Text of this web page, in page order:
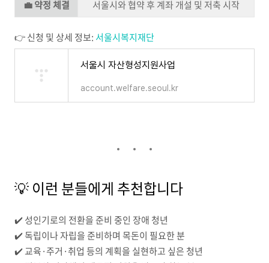
💼 약정 체결 서울시와 협약 후 계좌 개설 및 저축 시작
👉 신청 및 상세 정보: 서울시복지재단
서울시 자산형성지원사업
account.welfare.seoul.kr
💡 이런 분들에게 추천합니다
✔️ 성인기로의 전환을 준비 중인 장애 청년
✔️ 독립이나 자립을 준비하며 목돈이 필요한 분
✔️ 교육·주거·취업 등의 계획을 실현하고 싶은 청년